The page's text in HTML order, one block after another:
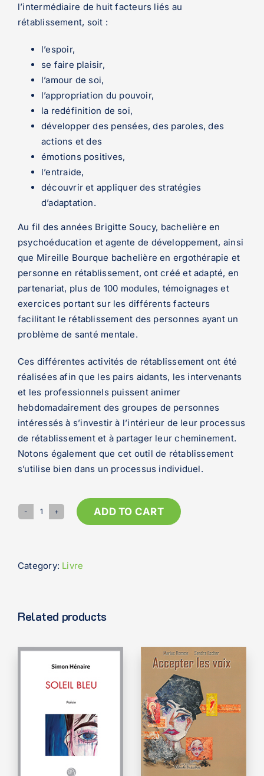
l’intermédiaire de huit facteurs liés au
rétablissement, soit :
l’espoir,
se faire plaisir,
l’amour de soi,
l’appropriation du pouvoir,
la redéfinition de soi,
développer des pensées, des paroles, des
actions et des
émotions positives,
l’entraide,
découvrir et appliquer des stratégies
d’adaptation.
Au fil des années Brigitte Soucy, bachelière en
psychoéducation et agente de développement, ainsi
que Mireille Bourque bachelière en ergothérapie et
personne en rétablissement, ont créé et adapté, en
partenariat, plus de 100 modules, témoignages et
exercices portant sur les différents facteurs
facilitant le rétablissement des personnes ayant un
problème de santé mentale.
Ces différentes activités de rétablissement ont été
réalisées afin que les pairs aidants, les intervenants
et les professionnels puissent animer
hebdomadairement des groupes de personnes
intéressés à s’investir à l’intérieur de leur processus
de rétablissement et à partager leur cheminement.
Notons également que cet outil de rétablissement
s’utilise bien dans un processus individuel.
Vivre
quantity
ADD TO CART
Category: Livre
Related products